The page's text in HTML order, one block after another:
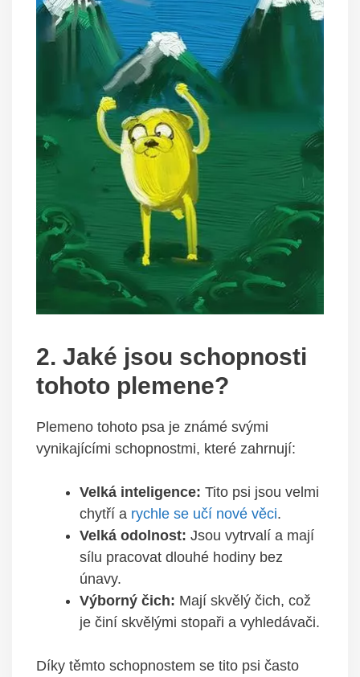
2. Jaké jsou schopnosti
tohoto plemene?
Plemeno tohoto psa je známé svými
vynikajícími schopnostmi, které zahrnují:
Velká inteligence: Tito psi jsou velmi
chytří a rychle se učí nové věci.
Velká odolnost: Jsou vytrvalí a mají
sílu pracovat dlouhé hodiny bez
únavy.
Výborný čich: Mají skvělý čich, což
je činí skvělými stopaři a vyhledávači.
Díky těmto schopnostem se tito psi často